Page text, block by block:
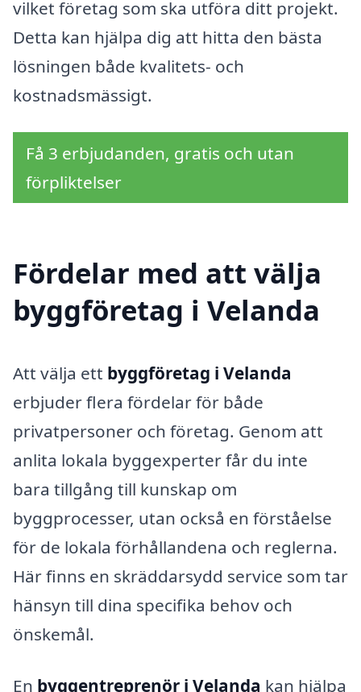
vilket företag som ska utföra ditt projekt.
Detta kan hjälpa dig att hitta den bästa
lösningen både kvalitets- och
kostnadsmässigt.
Få 3 erbjudanden, gratis och utan
förpliktelser
Fördelar med att välja
byggföretag i Velanda
Att välja ett byggföretag i Velanda
erbjuder flera fördelar för både
privatpersoner och företag. Genom att
anlita lokala byggexperter får du inte
bara tillgång till kunskap om
byggprocesser, utan också en förståelse
för de lokala förhållandena och reglerna.
Här finns en skräddarsydd service som tar
hänsyn till dina specifika behov och
önskemål.
En byggentreprenör i Velanda kan hjälpa